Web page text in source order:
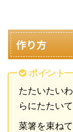
作り方
ポイント
たたいたい
らにたたい
菜箸を束ね